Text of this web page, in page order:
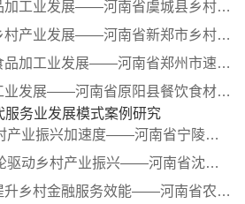
业发展——河南省虞城县乡村产业振...
业发展——河南省新郑市乡村产业振...
工业发展——河南省郑州市速冻食品...
展——河南省原阳县餐饮食材加工业...
服务业发展模式案例研究
业振兴加速度——河南省宁陵县农村...
动乡村产业振兴——河南省沈丘县李...
村金融服务效能——河南省农村信用...